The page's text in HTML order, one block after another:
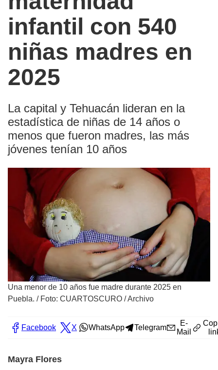
infantil con 540
niñas madres en
2025
La capital y Tehuacán lideran en la
estadística de niñas de 14 años o
menos que fueron madres, las más
jóvenes tenían 10 años
Una menor de 10 años fue madre durante 2025 en
Puebla. / Foto: CUARTOSCURO / Archivo
Facebook X WhatsApp Telegram
E-
Mail
Mayra Flores